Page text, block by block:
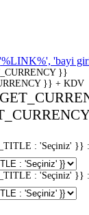
'bayi
}}
}} + KDV
: 'Seçiniz' }} :
: 'Seçiniz' }} :